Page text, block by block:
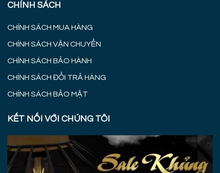
CHÍNH SÁCH
CHÍNH SÁCH MUA HÀNG
CHÍNH SÁCH VẬN CHUYỂN
CHÍNH SÁCH BẢO HÀNH
CHÍNH SÁCH ĐỔI TRẢ HÀNG
CHÍNH SÁCH BẢO MẬT
KẾT NỐI VỚI CHÚNG TÔI